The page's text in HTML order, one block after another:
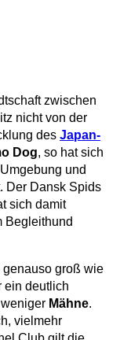
zwischen
nicht von der
des Japan-
Dog , so hat sich
und
Der Dansk Spids
sich damit
Begleithund
groß wie
ein deutlich
Mähne.
vielmehr